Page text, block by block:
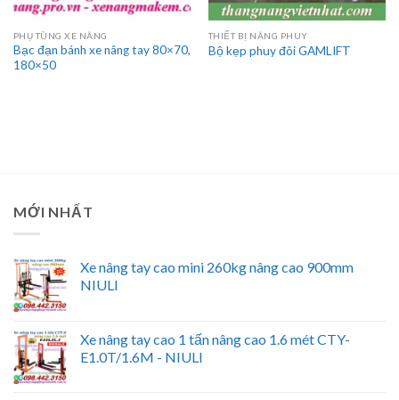
PHỤ TÙNG XE NÂNG
Bạc đạn bánh xe nâng tay 80×70,
180×50
THIẾT BỊ NÂNG PHUY
Bộ kẹp phuy đôi GAMLIFT
MỚI NHẤT
Xe nâng tay cao mini 260kg nâng cao 900mm
NIULI
Xe nâng tay cao 1 tấn nâng cao 1.6 mét CTY-
E1.0T/1.6M - NIULI